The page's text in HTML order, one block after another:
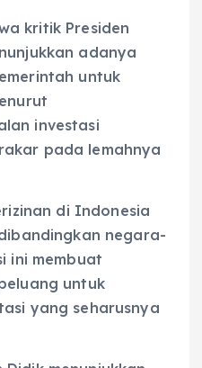
kritik Presiden
adanya
untuk
investasi
pada lemahnya
di Indonesia
negara-
ini membuat
untuk
yang seharusnya